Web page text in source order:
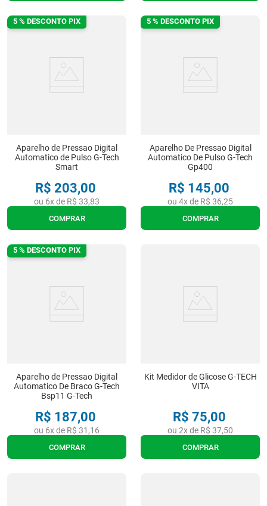
5 % DESCONTO PIX
Aparelho de Pressao Digital
Automatico de Pulso G-Tech
Smart
R$ 203,00
ou 6x de R$ 33,83
COMPRAR
5 % DESCONTO PIX
Aparelho De Pressao Digital
Automatico De Pulso G-Tech
Gp400
R$ 145,00
ou 4x de R$ 36,25
COMPRAR
5 % DESCONTO PIX
Aparelho de Pressao Digital
Automatico De Braco G-Tech
Bsp11 G-Tech
R$ 187,00
ou 6x de R$ 31 ,16
COMPRAR
Kit Medidor de Glicose G-TECH
VITA
R$ 75,00
ou 2x de R$ 37,50
COMPRAR